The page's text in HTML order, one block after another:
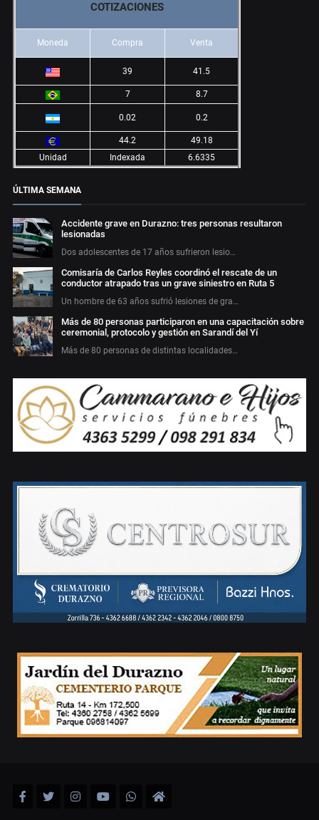
COTIZACIONES
Moneda Compra Venta
39 41.5
7 8.7
0.02 0.2
44.2
49.18
Unidad
Indexada 6.6335
ÚLTIMA SEMANA
Accidente grave en Durazno: tres personas resultaron
lesionadas
Dos adolescentes de 17 años sufrieron lesio…
Comisaría de Carlos Reyles coordinó el rescate de un
conductor atrapado tras un grave siniestro en Ruta 5
Un hombre de 63 años sufrió lesiones de gra…
Más de 80 personas participaron en una capacitación sobre
ceremonial, protocolo y gestión en Sarandí del Yí
Más de 80 personas de distintas localidades…